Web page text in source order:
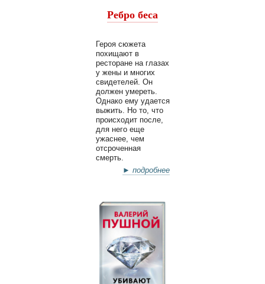
Ребро беса
Героя сюжета
похищают в
ресторане на глазах
у жены и многих
свидетелей. Он
должен умереть.
Однако ему удается
выжить. Но то, что
происходит после,
для него еще
ужаснее, чем
отсроченная
смерть.
► подробнее